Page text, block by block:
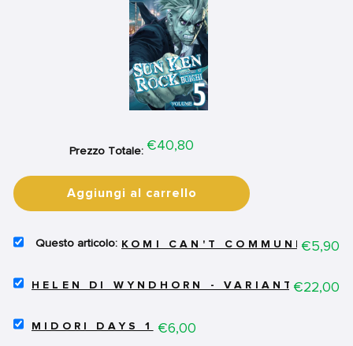
Prezzo Totale: Price
€40,80
Aggiungi al carrello
SELECT
COMMUNICATE
BUNDLE
KOMI CAN'T COMMUNICATE
Price
€5,90
SELECT
WYNDHORN
HELEN DI WYNDHORN - VARIANTPrice
€22,00
SELECT
MIDORI DAYS 1 Price
€6,00